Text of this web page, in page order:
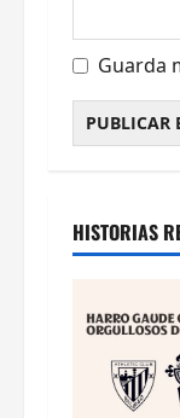
a
s Guarda
HISTORIAS